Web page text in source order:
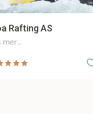
Kreaktiv AS
mer...